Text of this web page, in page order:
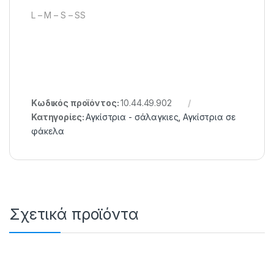
L – M – S – SS
Κωδικός προϊόντος:10.44.49.902
Κατηγορίες:Αγκίστρια - σάλαγκιες ,Αγκίστρια σε
φάκελα
Σχετικά προϊόντα